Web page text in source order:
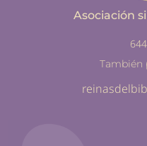
Asociación
También